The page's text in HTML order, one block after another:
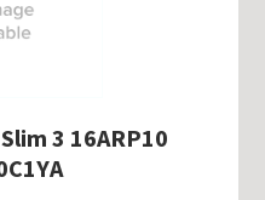
3 16ARP10